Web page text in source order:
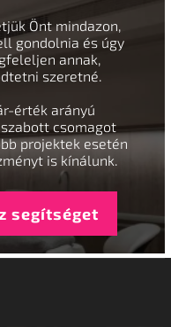
Önt mindazon,
gondolnia és úgy
annak,
szeretné.
érték arányú
csomagot
projektek esetén
is kínálunk.
segítséget